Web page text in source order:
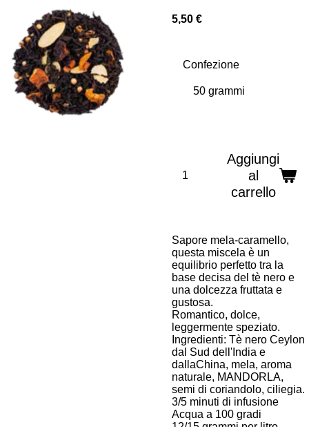
5,50 €
Confezione
Aggiungi
al
carrello
Sapore mela-caramello,
questa miscela è un
equilibrio perfetto tra la
base decisa del tè nero e
una dolcezza fruttata e
gustosa.
Romantico, dolce,
leggermente speziato.
Ingredienti: Tè nero Ceylon
dal Sud dell'India e
dallaChina, mela, aroma
naturale, MANDORLA,
semi di coriandolo, ciliegia.
3/5 minuti di infusione
Acqua a 100 gradi